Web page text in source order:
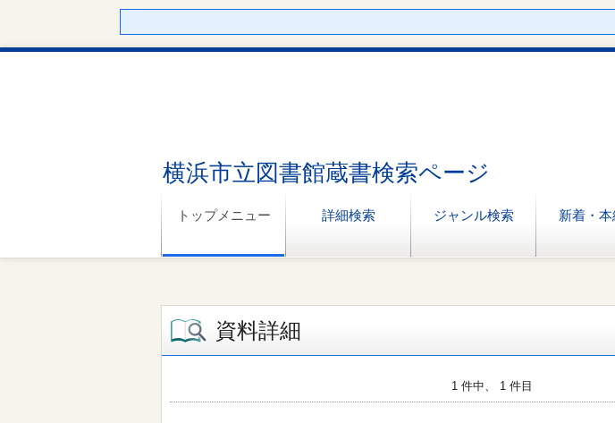
横浜市立図書館蔵書検索ページ
トップメニュー 詳細検索 ジャンル検索 新着・本
資料詳細
1 件中、 1 件目